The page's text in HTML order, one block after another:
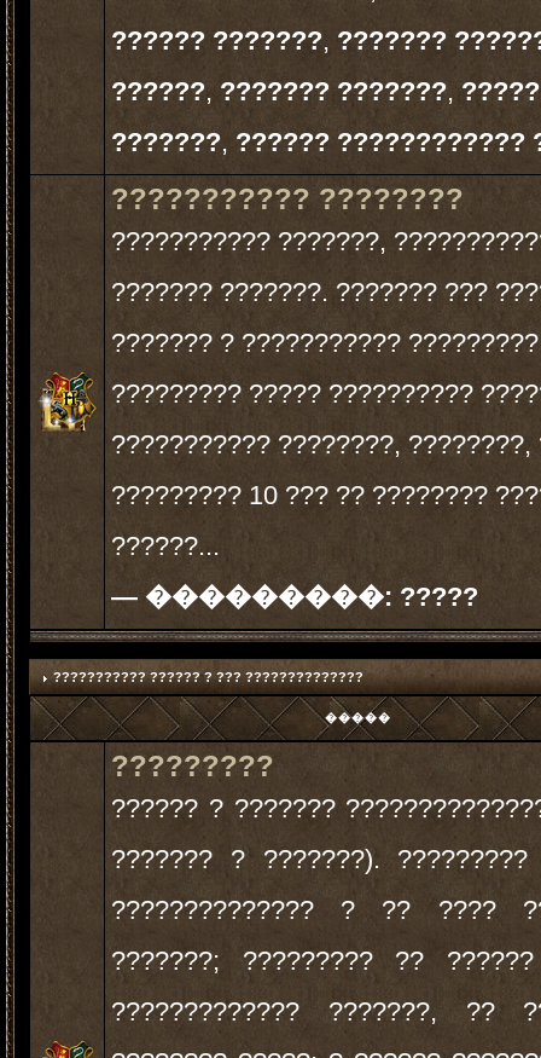
?????? ???????, ???????
??????, ??????? ???????,
???????, ?????? ????????????
??????????? ????????
??????????? ???????,
??????? ???????. ??????? ???
??????? ? ???????????
????????? ????? ??????????
??????????? ????????, ????????,
????????? 10 ??? ?? ????????
??????...
— ���������: ?????
??????????? ?????? ? ??? ??????????????
�����
?????????
?????? ? ???????
??????? ? ???????).
?????????????? ? ?? ????
???????; ????????? ??
????????????? ???????, ??